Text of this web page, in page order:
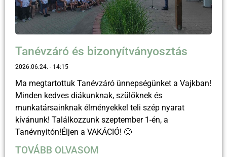
Tanévzáró és bizonyítványosztás
2026.06.24. 14:15
Ma megtartottuk Tanévzáró ünnepségünket a Vajkban!
Minden kedves diákunknak, szülőknek és
munkatársainknak élményekkel teli szép nyarat
kívánunk! Találkozzunk szeptember 1-én, a
Tanévnyitón!Éljen a VAKÁCIÓ! 🙂
TOVÁBB OLVASOM